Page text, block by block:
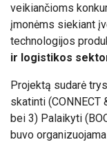
veikiančioms
įmonėms siekiant
technologijos
ir logistikos
Projektą sudarė
skatinti (CONNECT
bei 3) Palaikyti
buvo organizuojama